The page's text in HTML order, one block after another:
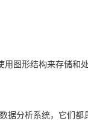
用图形结构来存储和
据分析系统，它们